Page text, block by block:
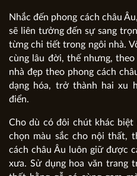
Nhắc đến phong cách châu
sẽ liên tưởng đến sự sang
từng chi tiết trong ngôi nhà.
cùng lâu đời, thế nhưng,
nhà đẹp theo phong cách
dạng hóa, trở thành hai xu
điển.
Cho dù có đôi chút khác
chọn màu sắc cho nội thất,
cách châu Âu luôn giữ được
xưa. Sử dụng hoa văn trang